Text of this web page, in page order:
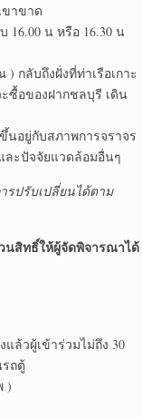
ขาขาด
16.00 น หรือ 16.30 น
) กลับถึงฝั่งที่ท่าเรือเกาะ
ซื้อของฝากชลบุรี เดิน
นอยู่กับสภาพการจราจร
ละปัจจัยแวดล้อมอื่นๆ
รปรับเปลี่ยนได้ตาม
นสิทธิ์ให้ผู้จัดพิจารณาได้
ล้วผู้เข้าร่วมไม่ถึง 30
ถตู้
)